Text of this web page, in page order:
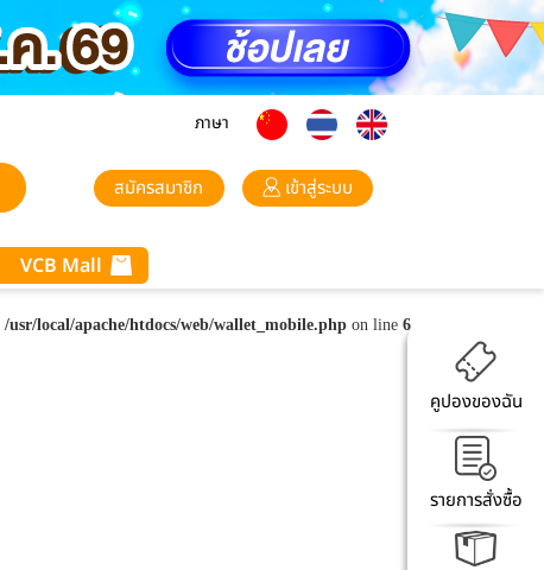
คูปองของฉัน
รายการสั่งซื้อ
ภาษา
สมัครสมาชิก เข้าสู่ระบบ
VCB Mall
/usr/local/apache/htdocs/web/wallet_mobile.php on line 6